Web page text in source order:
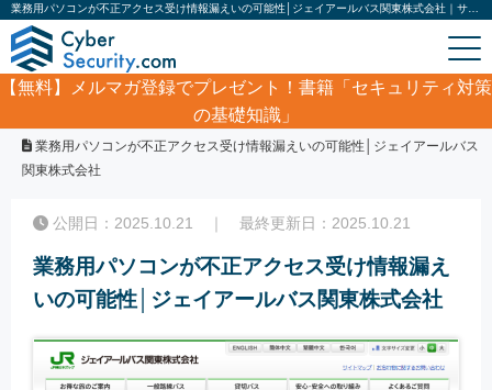
【無料】
メルマガ登録でプレゼント！書籍「セキュリティ対策
の基礎知識」
サイバーセキュリティ・情報漏洩ニュース
業務用パソコンが不正アクセス受け情報漏えいの可能性│ジェイアールバス
関東株式会社
公開日：2025.10.21 ｜ 最終更新日：2025.10.21
業務用パソコンが不正アクセス受け情報漏え
いの可能性│ジェイアールバス関東株式会社